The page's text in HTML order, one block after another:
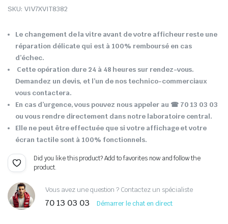
SKU: VIV7XVIT8382
Le changement de la vitre avant de votre afficheur reste une
réparation délicate qui est à 100% remboursé en cas
d’échec.
Cette opération dure 24 à 48 heures sur rendez-vous.
Demandez un devis, et l’un de nos technico-commerciaux
vous contactera.
En cas d’urgence, vous pouvez nous appeler au ☎ 70 13 03 03
ou vous rendre directement dans notre laboratoire central.
Elle ne peut être effectuée que si votre affichage et votre
écran tactile sont à 100% fonctionnels.
Did you like this product? Add to favorites now and follow the
product.
Vous avez une question ? Contactez un spécialiste
70 13 03 03 Démarrer le chat en direct